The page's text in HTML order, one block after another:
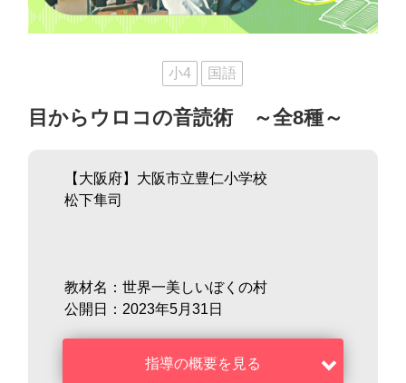
小4 国語
目からウロコの音読術 ～全8種～
【大阪府】大阪市立豊仁小学校
松下隼司
教材名：世界一美しいぼくの村
公開日：2023年5月31日
指導の概要を見る